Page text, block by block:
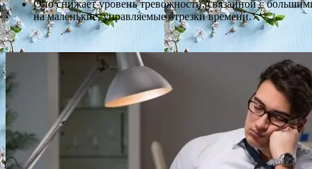
Оно снижает уровень тревожности, связанной с
на маленькие, управляемые отрезки времени.